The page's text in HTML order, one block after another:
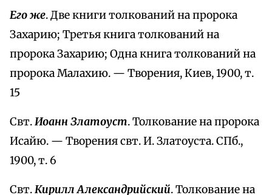
Его же. Две книги толкований на пророка
Захарию; Третья книга толкований на
пророка Захарию; Одна книга толкований на
пророка Малахию. — Творения, Киев, 1900, т.
15
Свт.Иоанн Златоуст. Толкование на пророка
Исайю. — Творения свт. И. Златоуста. СПб.,
1900, т. 6
Свт.Кирилл Александрийский. Толкование на